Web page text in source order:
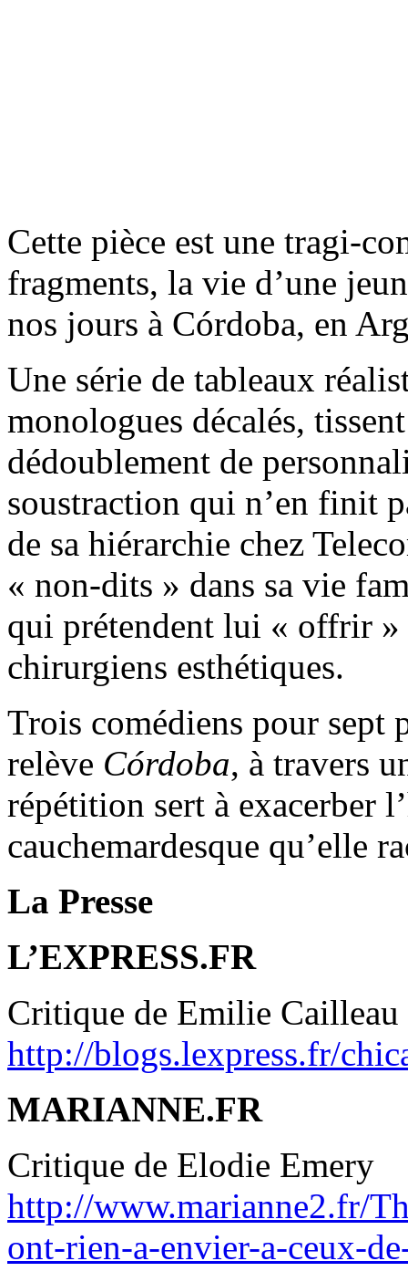
Cette pièce est une tragi-
fragments, la vie d’une
nos jours à Córdoba, en
Une série de tableaux
monologues décalés,
dédoublement de
soustraction qui n’en finit
de sa hiérarchie chez
« non-dits » dans sa vie
qui prétendent lui « offrir »
chirurgiens esthétiques.
Trois comédiens pour sept
relève Córdoba, à travers
répétition sert à exacerber
cauchemardesque qu’elle
La Presse
L’EXPRESS.FR
Critique de Emilie Cailleau
http://blogs.lexpress.fr/
MARIANNE.FR
Critique de Elodie Emery
http://www.marianne2.fr/
ont-rien-a-envier-a-ceux-